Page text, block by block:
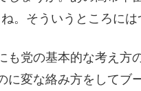
。そういうところには
党の基本的な考え方
に変な絡み方をしてブ